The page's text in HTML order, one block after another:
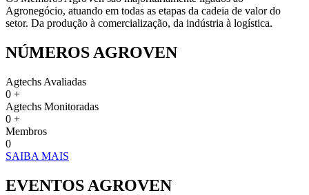
Agronegócio, atuando em todas as etapas da cadeia de valor do
setor. Da produção à comercialização, da indústria à logística.
NÚMEROS AGROVEN
Agtechs Avaliadas
0 +
Agtechs Monitoradas
0 +
Membros
0
SAIBA MAIS
EVENTOS AGROVEN